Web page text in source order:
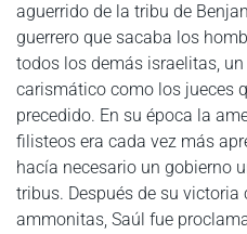
aguerrido de la tribu de
guerrero que sacaba los
todos los demás israelitas, un
carismático como los jueces
precedido. En su época la
filisteos era cada vez más
hacía necesario un gobierno
tribus. Después de su victoria
ammonitas, Saúl fue